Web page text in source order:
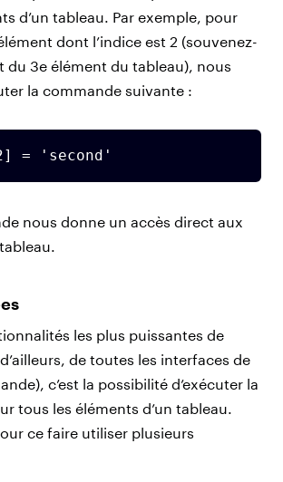
d’un tableau. Par exemple, pour
dont l’indice est 2 (souvenez-
du 3e élément du tableau), nous
la commande suivante :
= 'second'
nous donne un accès direct aux
les plus puissantes de
de toutes les interfaces de
c’est la possibilité d’exécuter la
tous les éléments d’un tableau.
ce faire utiliser plusieurs